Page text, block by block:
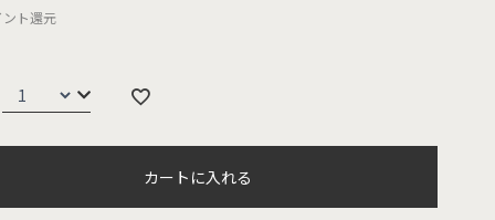
ト還元
カートに入れる